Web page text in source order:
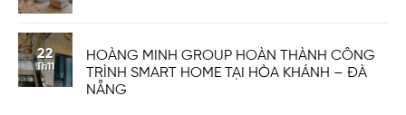
22
Th11
HOÀNG MINH GROUP HOÀN THÀNH CÔNG
TRÌNH SMART HOME TẠI HÒA KHÁNH – ĐÀ
NẴNG